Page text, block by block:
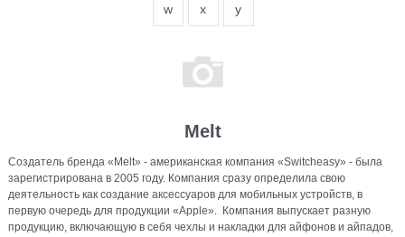
w x y
Melt
Создатель бренда «Melt» - американская компания «Switcheasy» - была
зарегистрирована в 2005 году. Компания сразу определила свою
деятельность как создание аксессуаров для мобильных устройств, в
первую очередь для продукции «Apple». Компания выпускает разную
продукцию, включающую в себя чехлы и накладки для айфонов и айпадов,